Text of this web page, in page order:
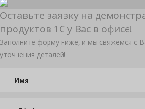
Оставьте заявку на
продуктов 1С у Вас в офисе!
Заполните форму ниже, и мы свяжемся с
уточнения деталей!